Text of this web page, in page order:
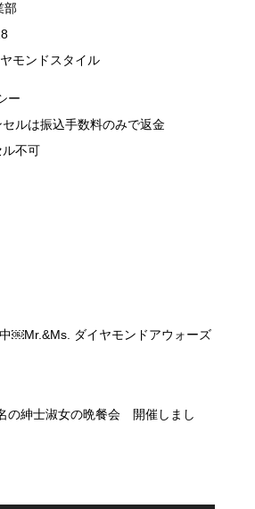
部
ンドスタイル
ー
ルは振込手数料のみで返金
不可
￼Mr.&Ms. ダイヤモンドアウォーズ
の紳士淑女の晩餐会 開催しまし